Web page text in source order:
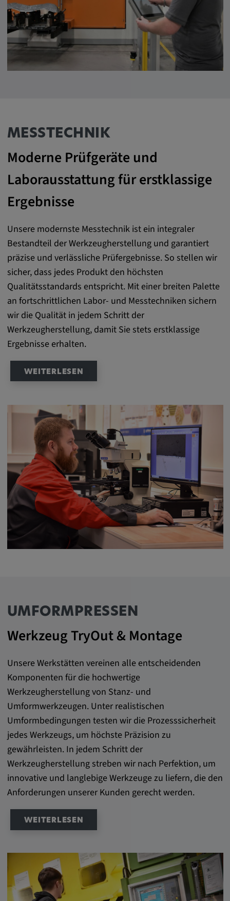
MESSTECHNIK
Moderne Prüfgeräte und
Laborausstattung für erstklassige
Ergebnisse
Unsere modernste Messtechnik ist ein integraler
Bestandteil der Werkzeugherstellung und garantiert
präzise und verlässliche Prüfergebnisse. So stellen wir
sicher, dass jedes Produkt den höchsten
Qualitätsstandards entspricht. Mit einer breiten Palette
an fortschrittlichen Labor- und Messtechniken sichern
wir die Qualität in jedem Schritt der
Werkzeugherstellung, damit Sie stets erstklassige
Ergebnisse erhalten.
WEITERLESEN
UMFORMPRESSEN
Werkzeug TryOut & Montage
Unsere Werkstätten vereinen alle entscheidenden
Komponenten für die hochwertige
Werkzeugherstellung von Stanz- und
Umformwerkzeugen. Unter realistischen
Umformbedingungen testen wir die Prozesssicherheit
jedes Werkzeugs, um höchste Präzision zu
gewährleisten. In jedem Schritt der
Werkzeugherstellung streben wir nach Perfektion, um
innovative und langlebige Werkzeuge zu liefern, die den
Anforderungen unserer Kunden gerecht werden.
WEITERLESEN
Zweck:
Diese Cookies werden genutzt, um das
Verhalten der Besucher auf der Website